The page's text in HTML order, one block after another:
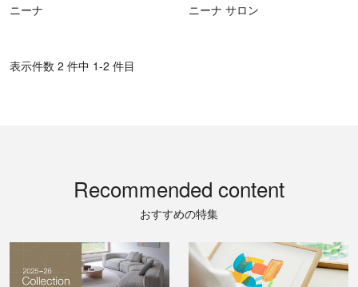
ニーナ ニーナ サロン
表⽰件数 2 件中 1-2 件目
Recommended content
おすすめの特集